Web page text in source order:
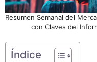
Resumen Semanal del
con Claves del
Índice